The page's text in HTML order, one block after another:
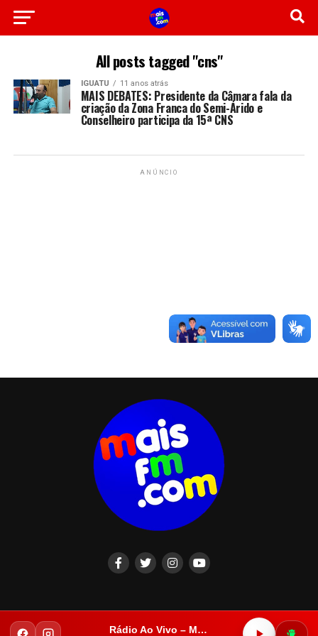
All posts tagged "cns"
IGUATU 11 anos atrás
MAIS DEBATES: Presidente da Câmara fala da
criação da Zona Franca do Semi-Árido e
Conselheiro participa da 15ª CNS
ANÚNCIO
Rádio Ao Vivo – Mais FM Iguatu